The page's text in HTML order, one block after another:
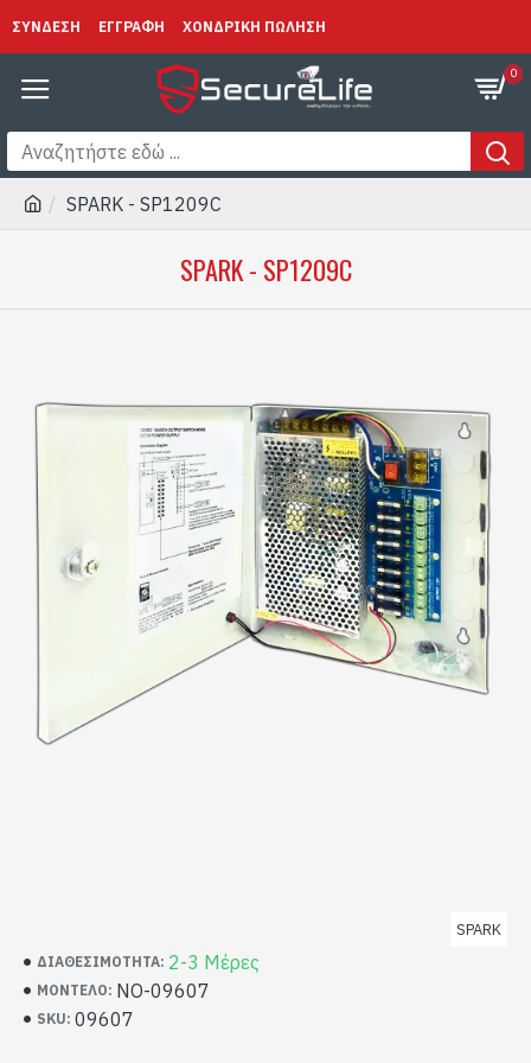
ΣΥΝΔΕΣΗ ΕΓΓΡΑΦΗ ΧΟΝΔΡΙΚΗ ΠΩΛΗΣΗ
0
SPARK - SP1209C
SPARK - SP1209C
ΔΙΑΘΕΣΙΜΌΤΗΤΑ: 2-3 Μέρες
ΜΟΝΤΈΛΟ: NO-09607
SKU: 09607
SPARK